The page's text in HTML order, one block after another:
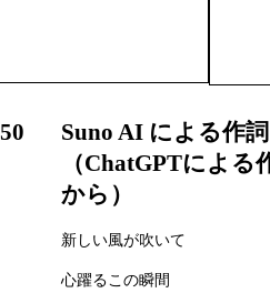
Suno AI による作詞
（ChatGPTによる
から）
新しい風が吹いて
心躍るこの瞬間